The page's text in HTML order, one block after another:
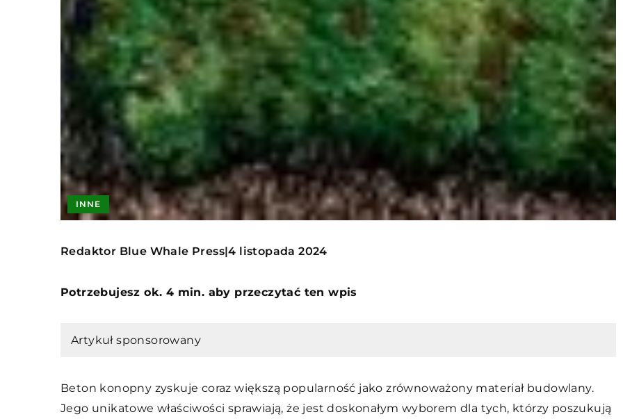
INNE
Redaktor Blue Whale Press|4 listopada 2024
Potrzebujesz ok. 4 min. aby przeczytać ten wpis
Artykuł sponsorowany
Beton konopny zyskuje coraz większą popularność jako zrównoważony materiał budowlany.
Jego unikatowe właściwości sprawiają, że jest doskonałym wyborem dla tych, którzy poszukują